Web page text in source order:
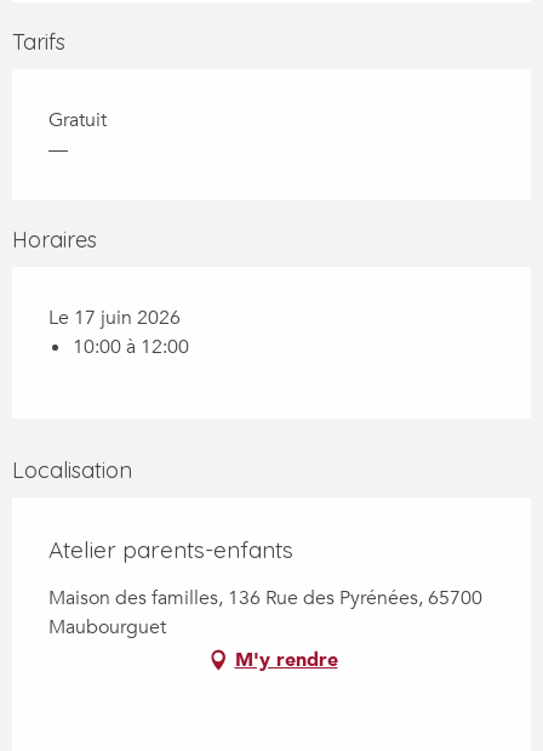
Tarifs
Gratuit
—
Horaires
Le 17 juin 2026
10:00 à 12:00
Localisation
Atelier parents-enfants
Maison des familles, 136 Rue des Pyrénées, 65700
Maubourguet
M'y rendre